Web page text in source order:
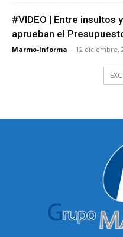
#VIDEO | Entre insultos
aprueban el
Marmo-Informa - 12 diciembre,